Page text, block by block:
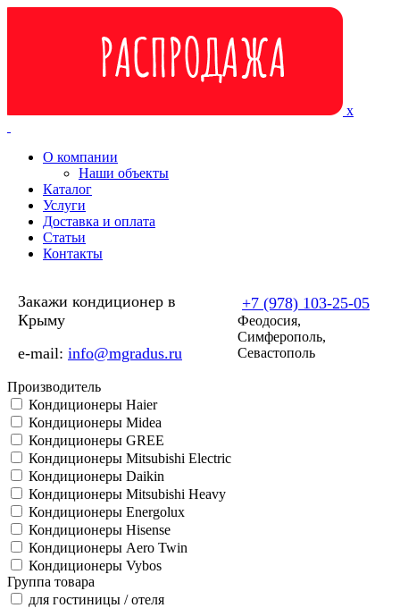
x
О компании
Наши объекты
Каталог
Услуги
Доставка и оплата
Статьи
Контакты
Закажи кондиционер в
Крыму
e-mail: info@mgradus.ru
+7 (978) 103-25-05
Феодосия,
Симферополь,
Севастополь
Производитель
Кондиционеры Haier
Кондиционеры Midea
Кондиционеры GREE
Кондиционеры Mitsubishi Electric
Кондиционеры Daikin
Кондиционеры Mitsubishi Heavy
Кондиционеры Energolux
Кондиционеры Hisense
Кондиционеры Aero Twin
Кондиционеры Vybos
Группа товара
для гостиницы / отеля